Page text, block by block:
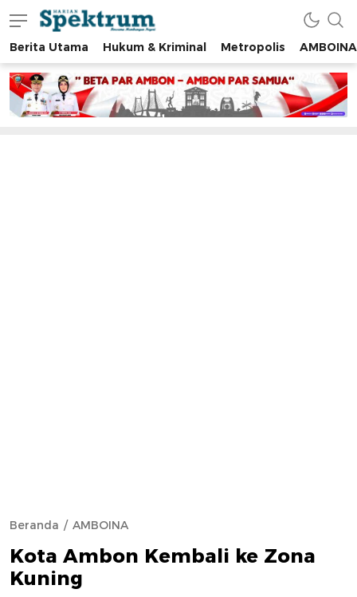
spektrumonline.com
Berita Utama Hukum & Kriminal Metropolis AMBOINA
Beranda AMBOINA
Kota Ambon Kembali ke Zona
Kuning